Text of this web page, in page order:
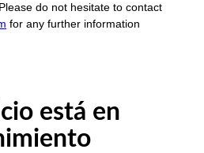
do not hesitate to contact
for any further information
está en